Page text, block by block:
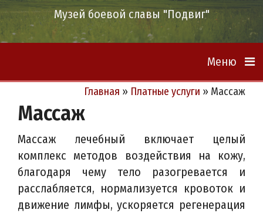
Музей боевой славы "Подвиг"
Меню
Главная » Платные услуги » Массаж
Массаж
Массаж лечебный включает целый
комплекс методов воздействия на кожу,
благодаря чему тело разогревается и
расслабляется, нормализуется кровоток и
движение лимфы, ускоряется регенерация